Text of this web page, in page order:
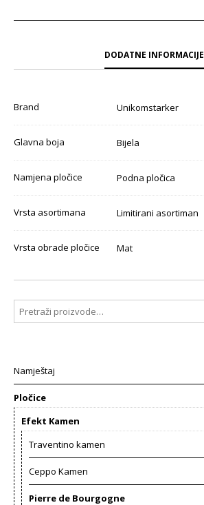
DODATNE INFORMACIJE
Brand Unikomstarker
Glavna boja Bijela
Namjena pločice Podna pločica
Vrsta asortimana Limitirani asortiman
Vrsta obrade pločice Mat
Namještaj
Pločice
Efekt Kamen
Traventino kamen
Ceppo Kamen
Pierre de Bourgogne